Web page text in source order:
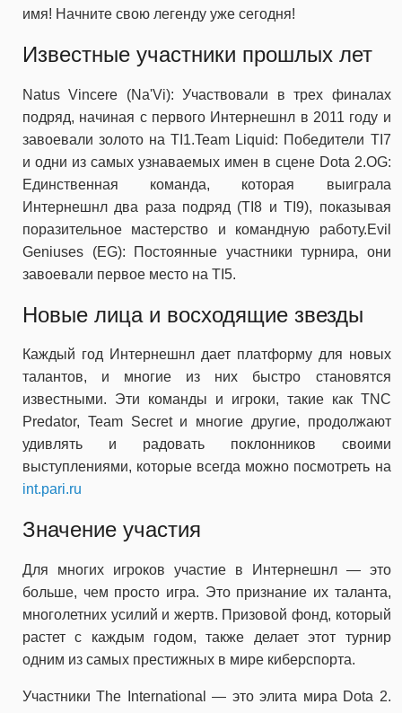
имя! Начните свою легенду уже сегодня!
Известные участники прошлых лет
Natus Vincere (Na'Vi): Участвовали в трех финалах
подряд, начиная с первого Интернешнл в 2011 году и
завоевали золото на TI1.Team Liquid: Победители TI7
и одни из самых узнаваемых имен в сцене Dota 2.OG:
Единственная команда, которая выиграла
Интернешнл два раза подряд (TI8 и TI9), показывая
поразительное мастерство и командную работу.Evil
Geniuses (EG): Постоянные участники турнира, они
завоевали первое место на TI5.
Новые лица и восходящие звезды
Каждый год Интернешнл дает платформу для новых
талантов, и многие из них быстро становятся
известными. Эти команды и игроки, такие как TNC
Predator, Team Secret и многие другие, продолжают
удивлять и радовать поклонников своими
выступлениями, которые всегда можно посмотреть на
int.pari.ru
Значение участия
Для многих игроков участие в Интернешнл — это
больше, чем просто игра. Это признание их таланта,
многолетних усилий и жертв. Призовой фонд, который
растет с каждым годом, также делает этот турнир
одним из самых престижных в мире киберспорта.
Участники The International — это элита мира Dota 2.